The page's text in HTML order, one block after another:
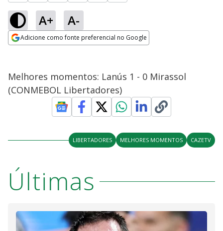
A+ A-
Adicione como fonte preferencial no Google
Melhores momentos: Lanús 1 - 0 Mirassol
(CONMEBOL Libertadores)
LIBERTADORES MELHORES MOMENTOS CAZETV
Últimas